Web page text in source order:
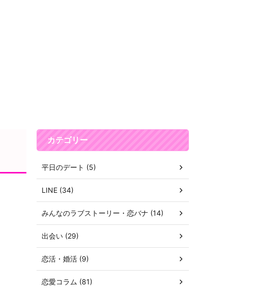
カテゴリー
平日のデート (5)
LINE (34)
みんなのラブストーリー・恋バナ (14)
出会い (29)
恋活・婚活 (9)
恋愛コラム (81)